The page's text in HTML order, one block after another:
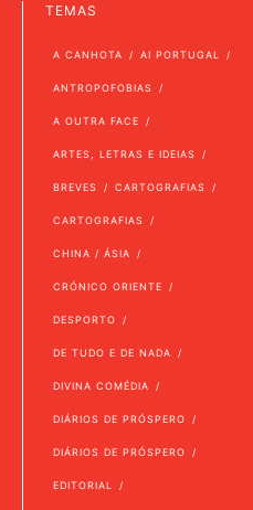
TEMAS
A CANHOTA AI PORTUGAL
ANTROPOFOBIAS
A OUTRA FACE
ARTES, LETRAS E IDEIAS
BREVES CARTOGRAFIAS
CARTOGRAFIAS
CHINA / ÁSIA
CRÓNICO ORIENTE
DESPORTO
DE TUDO E DE NADA
DIVINA COMÉDIA
DIÁRIOS DE PRÓSPERO
DIÁRIOS DE PRÓSPERO
EDITORIAL